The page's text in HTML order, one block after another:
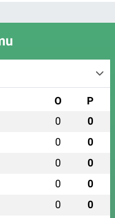
O P
0 0
0 0
0 0
0 0
0 0